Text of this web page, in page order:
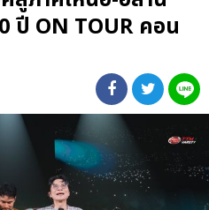
ปี ON TOUR คอน